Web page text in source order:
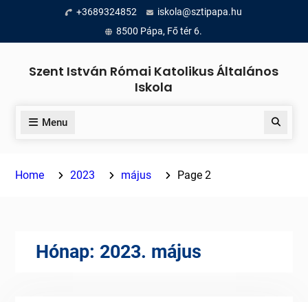
content
+3689324852
iskola@sztipapa.hu
8500 Pápa, Fő tér 6.
Szent István Római Katolikus Általános
Iskola
Menu Search
Home 2023 május Page 2
Hónap: 2023. május